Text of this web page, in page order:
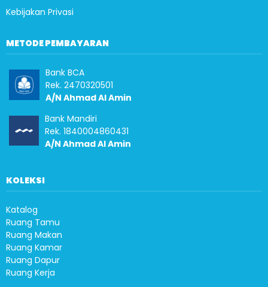
Kebijakan Privasi
METODE PEMBAYARAN
Bank BCA
Rek. 2470320501
A/N Ahmad Al Amin
Bank Mandiri
Rek. 1840004860431
A/N Ahmad Al Amin
KOLEKSI
Katalog
Ruang Tamu
Ruang Makan
Ruang Kamar
Ruang Dapur
Ruang Kerja